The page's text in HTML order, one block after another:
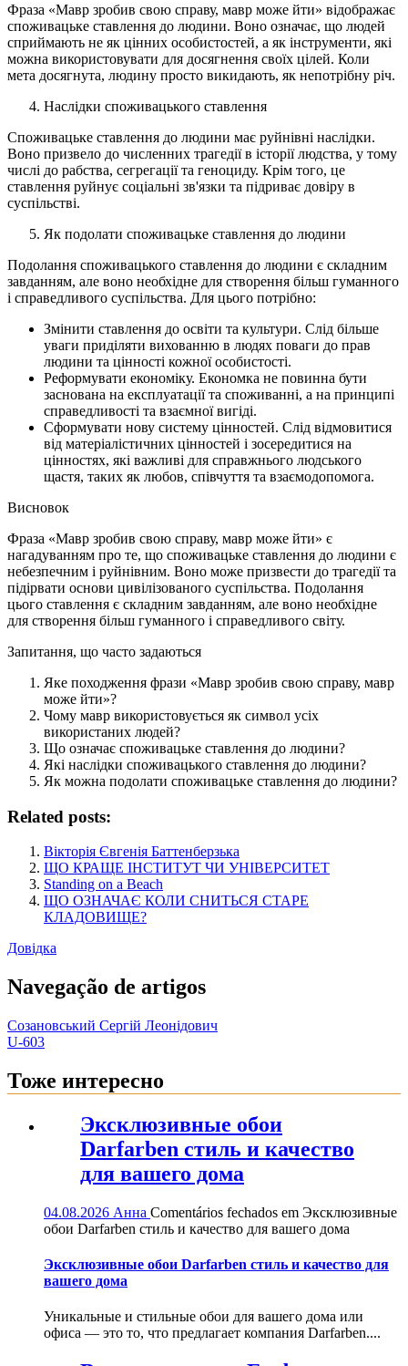
Фраза «Мавр зробив свою справу, мавр може йти» відображає
споживацьке ставлення до людини. Воно означає, що людей
сприймають не як цінних особистостей, а як інструменти, які
можна використовувати для досягнення своїх цілей. Коли
мета досягнута, людину просто викидають, як непотрібну річ.
Наслідки споживацького ставлення
Споживацьке ставлення до людини має руйнівні наслідки.
Воно призвело до численних трагедії в історії людства, у тому
числі до рабства, сегрегації та геноциду. Крім того, це
ставлення руйнує соціальні зв'язки та підриває довіру в
суспільстві.
Як подолати споживацьке ставлення до людини
Подолання споживацького ставлення до людини є складним
завданням, але воно необхідне для створення більш гуманного
і справедливого суспільства. Для цього потрібно:
Змінити ставлення до освіти та культури. Слід більше
уваги приділяти вихованню в людях поваги до прав
людини та цінності кожної особистості.
Реформувати економіку. Економка не повинна бути
заснована на експлуатації та споживанні, а на принципі
справедливості та взаємної вигіді.
Сформувати нову систему цінностей. Слід відмовитися
від матеріалістичних цінностей і зосередитися на
цінностях, які важливі для справжнього людського
щастя, таких як любов, співчуття та взаємодопомога.
Висновок
Фраза «Мавр зробив свою справу, мавр може йти» є
нагадуванням про те, що споживацьке ставлення до людини є
небезпечним і руйнівним. Воно може призвести до трагедії та
підірвати основи цивілізованого суспільства. Подолання
цього ставлення є складним завданням, але воно необхідне
для створення більш гуманного і справедливого світу.
Запитання, що часто задаються
Яке походження фрази «Мавр зробив свою справу, мавр
може йти»?
Чому мавр використовується як символ усіх
використаних людей?
Що означає споживацьке ставлення до людини?
Які наслідки споживацького ставлення до людини?
Як можна подолати споживацьке ставлення до людини?
Related posts:
Вікторія Євгенія Баттенберзька
ЩО КРАЩЕ ІНСТИТУТ ЧИ УНІВЕРСИТЕТ
Standing on a Beach
ЩО ОЗНАЧАЄ КОЛИ СНИТЬСЯ СТАРЕ
КЛАДОВИЩЕ?
Довідка
Navegação de artigos
Созановський Сергій Леонідович
U-603
Тоже интересно
Эксклюзивные обои
Darfarben стиль и качество
для вашего дома
04.08.2026 Анна Comentários fechados em Эксклюзивные
обои Darfarben стиль и качество для вашего дома
Эксклюзивные обои Darfarben стиль и качество для
вашего дома
Уникальные и стильные обои для вашего дома или
офиса — это то, что предлагает компания Darfarben....